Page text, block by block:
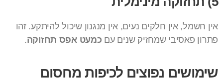
אין חשמל, אין חלקים נעים, אין מנגנון שיכול להיתקע. זהו
פתרון פאסיבי שמחזיק שנים עם כמעט אפס תחזוקה.
שימושים נפוצים לכיפות מחסום